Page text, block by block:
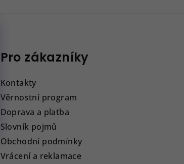
Pro zákazníky
Kontakty
Věrnostní program
Doprava a platba
Slovník pojmů
Obchodní podmínky
Vrácení a reklamace